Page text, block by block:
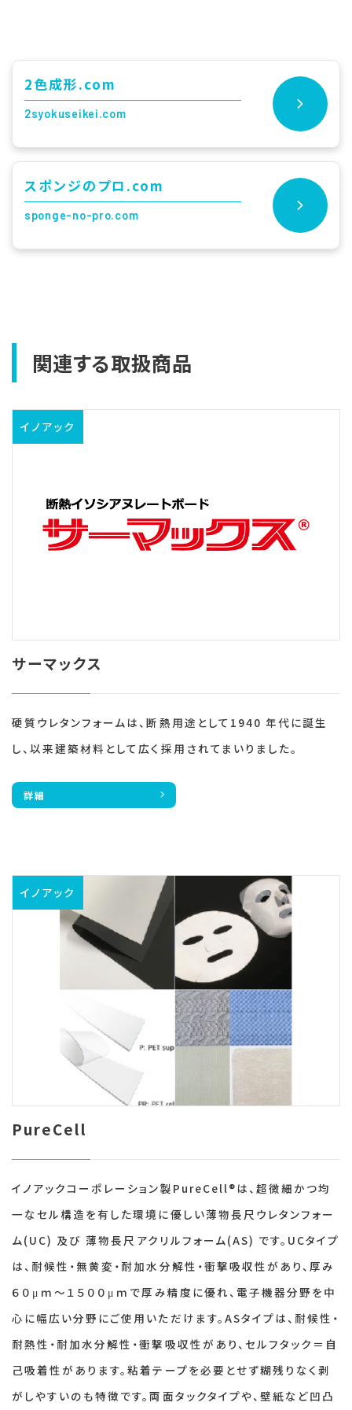
2色成形.com
2syokuseikei.com
スポンジのプロ.com
sponge-no-pro.com
関連する取扱商品
イノアック
サーマックス
硬質ウレタンフォームは、断熱用途として1940 年代に誕生
し、以来建築材料として広く採用されてまいりました。
詳細
イノアック
PureCell
イノアックコーポレーション製PureCell®は、超微細かつ均
一なセル構造を有した環境に優しい薄物長尺ウレタンフォー
ム(UC) 及び 薄物長尺アクリルフォーム(AS) です。UCタイプ
は、耐候性・無黄変・耐加水分解性・衝撃吸収性があり、厚み
６０μｍ～１５００μｍで厚み精度に優れ、電子機器分野を中
心に幅広い分野にご使用いただけます。ASタイプは、耐候性・
耐熱性・耐加水分解性・衝撃吸収性があり、セルフタック＝自
己吸着性があります。粘着テープを必要とせず糊残りなく剥
がしやすいのも特徴です。両面タックタイプや、壁紙など凹凸